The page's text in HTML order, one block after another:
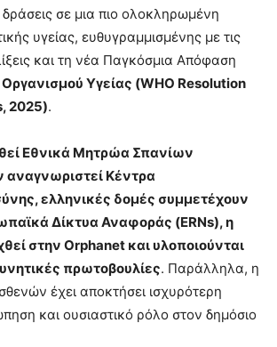
σε μια πιο ολοκληρωμένη
υγείας, ευθυγραμμισμένης με τις
και τη νέα Παγκόσμια Απόφαση
Υγείας (WHO Resolution
2025).
Εθνικά Μητρώα Σπανίων
Κέντρα
ελληνικές δομές συμμετέχουν
Δίκτυα Αναφοράς (ERNs), η
στην Orphanet και υλοποιούνται
πρωτοβουλίες. Παράλληλα, η
έχει αποκτήσει ισχυρότερη
και ουσιαστικό ρόλο στον δημόσιο